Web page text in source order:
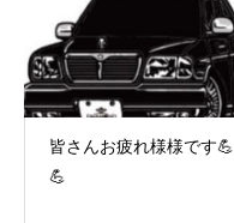
皆さんお疲れ様様です💪
💪